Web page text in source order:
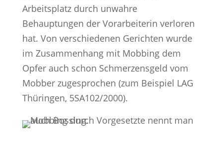
Arbeitsplatz durch unwahre
Behauptungen der Vorarbeiterin verloren
hat. Von verschiedenen Gerichten wurde
im Zusammenhang mit Mobbing dem
Opfer auch schon Schmerzensgeld vom
Mobber zugesprochen (zum Beispiel LAG
Thüringen, 5SA102/2000).